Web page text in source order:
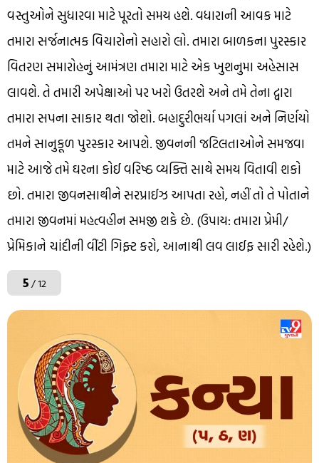
વસ્તુઓને સુધારવા માટે પૂરતો સમય હશે. વધારાની આવક માટે
તમારા સર્જનાત્મક વિચારોનો સહારો લો. તમારા બાળકના પુરસ્કાર
વિતરણ સમારોહનું આમંત્રણ તમારા માટે એક ખુશનુમા અહેસાસ
લાવશે. તે તમારી અપેક્ષાઓ પર ખરો ઉતરશે અને તમે તેના દ્વારા
તમારા સપના સાકાર થતા જોશો. બહાદુરીભર્યા પગલાં અને નિર્ણયો
તમને સાનુકૂળ પુરસ્કાર આપશે. જીવનની જટિલતાઓને સમજવા
માટે આજે તમે ઘરના કોઈ વરિષ્ઠ વ્યક્તિ સાથે સમય વિતાવી શકો
છો. તમારા જીવનસાથીને સરપ્રાઈઝ આપતા રહો, નહીં તો તે પોતાને
તમારા જીવનમાં મહત્વહીન સમજી શકે છે. (ઉપાય: તમારા પ્રેમી/
પ્રેમિકાને ચાંદીની વીંટી ગિફ્ટ કરો, આનાથી લવ લાઈફ સારી રહેશે.)
5/ 12